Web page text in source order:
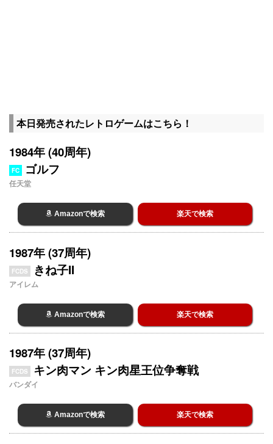
本日発売されたレトロゲームはこちら！
1984年 (40周年)
FC ゴルフ
任天堂
Amazonで検索 楽天で検索
1987年 (37周年)
FCDS きね子II
アイレム
Amazonで検索 楽天で検索
1987年 (37周年)
FCDS キン肉マン キン肉星王位争奪戦
バンダイ
Amazonで検索 楽天で検索